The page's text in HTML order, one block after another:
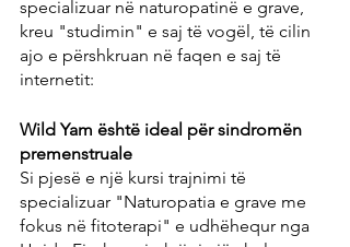
specializuar në naturopatinë e grave,
kreu "studimin" e saj të vogël, të cilin
ajo e përshkruan në faqen e saj të
internetit:
Wild Yam është ideal për sindromën
premenstruale
Si pjesë e një kursi trajnimi të
specializuar "Naturopatia e grave me
fokus në fitoterapi" e udhëhequr nga